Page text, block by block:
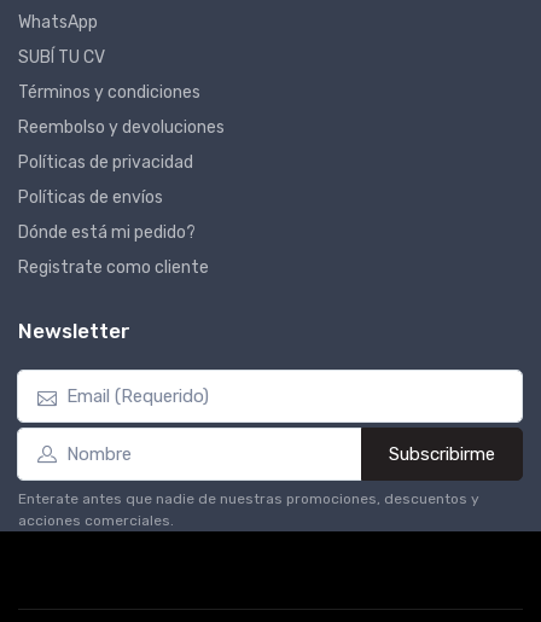
WhatsApp
SUBÍ TU CV
Términos y condiciones
Reembolso y devoluciones
Políticas de privacidad
Políticas de envíos
Dónde está mi pedido?
Registrate como cliente
Newsletter
Subscribirme
Enterate antes que nadie de nuestras promociones, descuentos y
acciones comerciales.